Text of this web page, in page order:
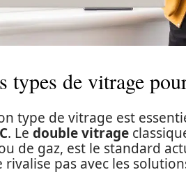
types de vitrage
type de vitrage est
. Le double vitrage
de gaz, est le standard
rivalise pas avec les